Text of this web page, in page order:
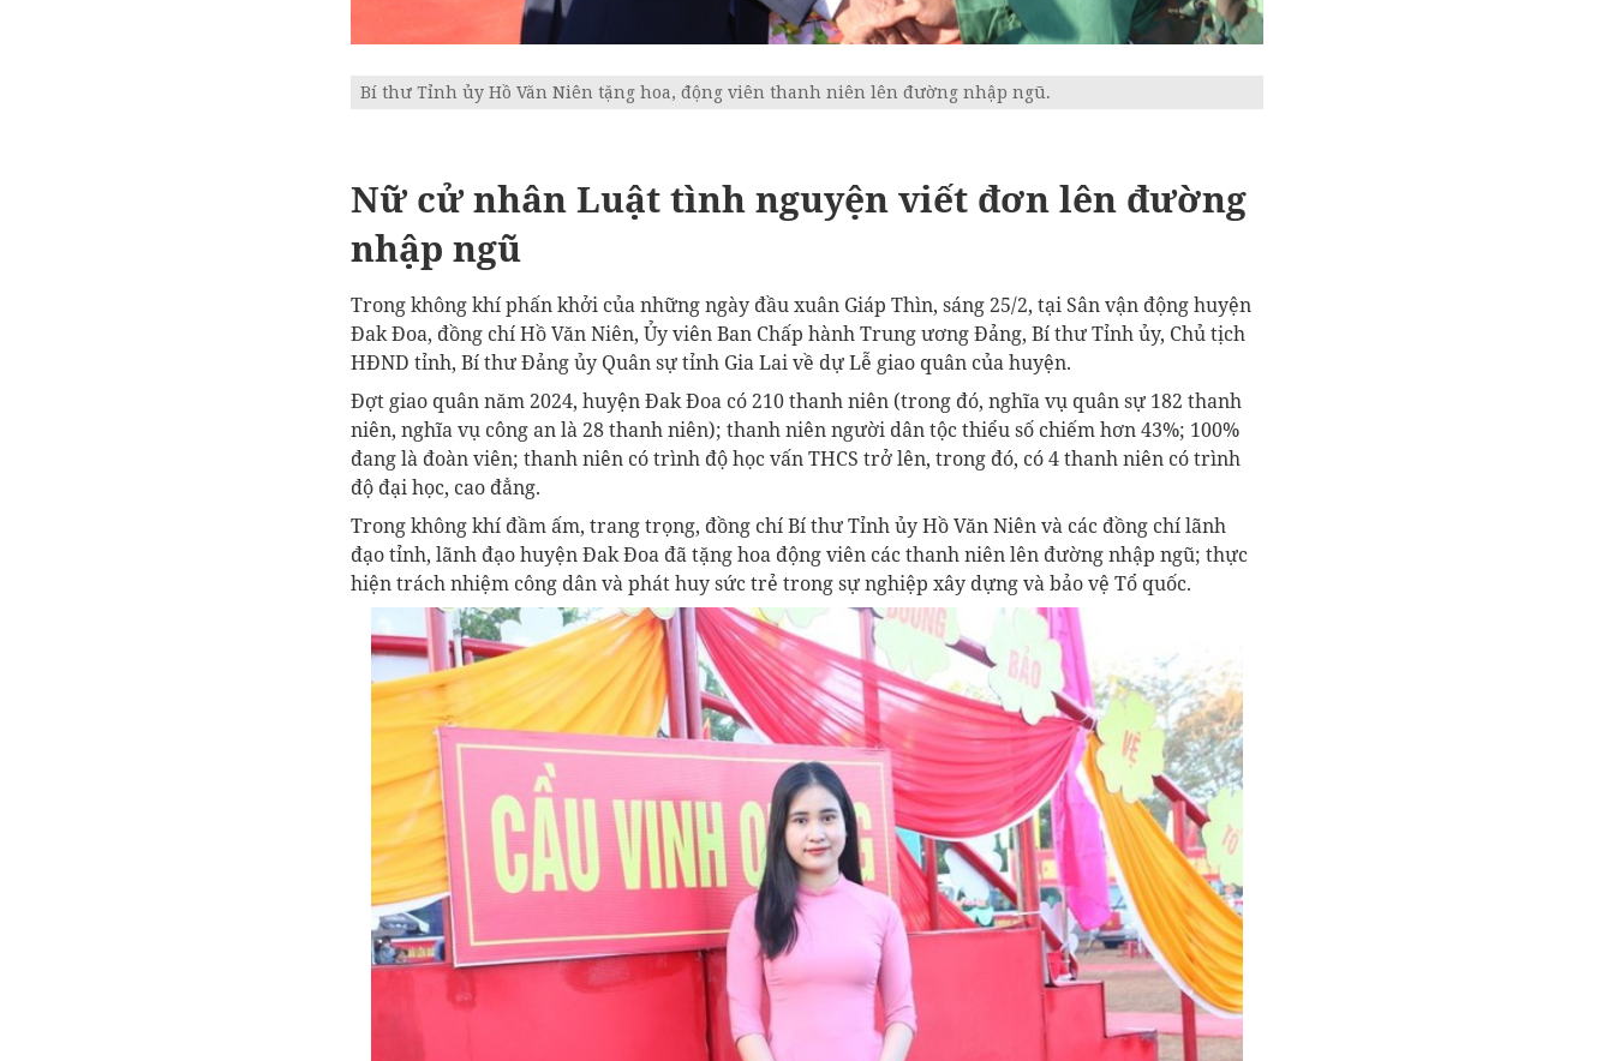
Bí thư Tỉnh ủy Hồ Văn Niên tặng hoa, động viên thanh niên lên đường nhập ngũ.
Nữ cử nhân Luật tình nguyện viết đơn lên đường
nhập ngũ
Trong không khí phấn khởi của những ngày đầu xuân Giáp Thìn, sáng 25/2, tại Sân vận động huyện
Đak Đoa, đồng chí Hồ Văn Niên, Ủy viên Ban Chấp hành Trung ương Đảng, Bí thư Tỉnh ủy, Chủ tịch
HĐND tỉnh, Bí thư Đảng ủy Quân sự tỉnh Gia Lai về dự Lễ giao quân của huyện.
Đợt giao quân năm 2024, huyện Đak Đoa có 210 thanh niên (trong đó, nghĩa vụ quân sự 182 thanh
niên, nghĩa vụ công an là 28 thanh niên); thanh niên người dân tộc thiểu số chiếm hơn 43%; 100%
đang là đoàn viên; thanh niên có trình độ học vấn THCS trở lên, trong đó, có 4 thanh niên có trình
độ đại học, cao đẳng.
Trong không khí đầm ấm, trang trọng, đồng chí Bí thư Tỉnh ủy Hồ Văn Niên và các đồng chí lãnh
đạo tỉnh, lãnh đạo huyện Đak Đoa đã tặng hoa động viên các thanh niên lên đường nhập ngũ; thực
hiện trách nhiệm công dân và phát huy sức trẻ trong sự nghiệp xây dựng và bảo vệ Tổ quốc.